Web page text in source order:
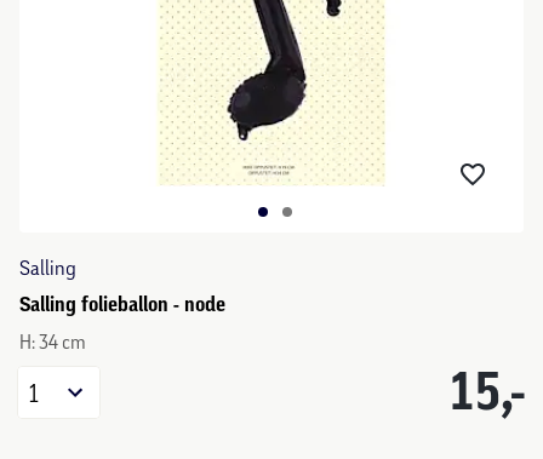
Salling
Salling folieballon - node
H: 34 cm
15,-
1